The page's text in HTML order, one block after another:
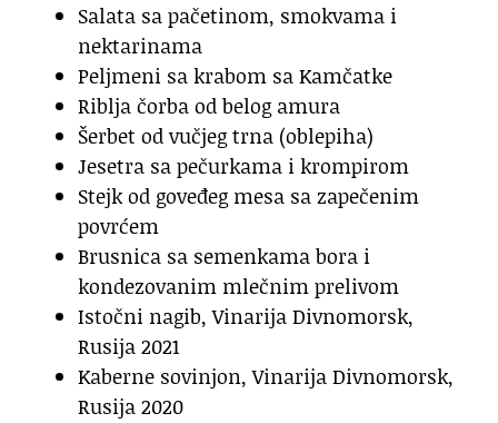
Salata sa pačetinom, smokvama i
nektarinama
Peljmeni sa krabom sa Kamčatke
Riblja čorba od belog amura
Šerbet od vučjeg trna (oblepiha)
Jesetra sa pečurkama i krompirom
Stejk od goveđeg mesa sa zapečenim
povrćem
Brusnica sa semenkama bora i
kondezovanim mlečnim prelivom
Istočni nagib, Vinarija Divnomorsk,
Rusija 2021
Kaberne sovinjon, Vinarija Divnomorsk,
Rusija 2020